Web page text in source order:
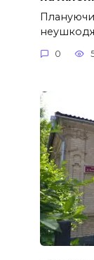
Плануючи
0